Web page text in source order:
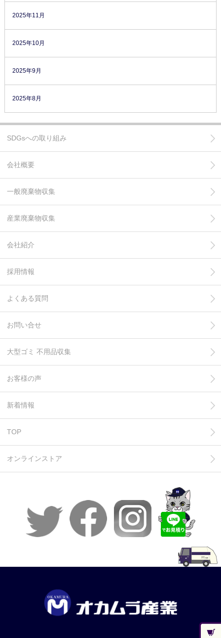
2025年11月
2025年10月
2025年9月
2025年8月
SDGsへの取り組み
会社概要
一般廃棄物収集
産業廃棄物収集
会社紹介
採用情報
よくある質問
お問い合せ
大型ゴミ 不用品収集
お客様の声
新着情報
TOP
オンラインストア